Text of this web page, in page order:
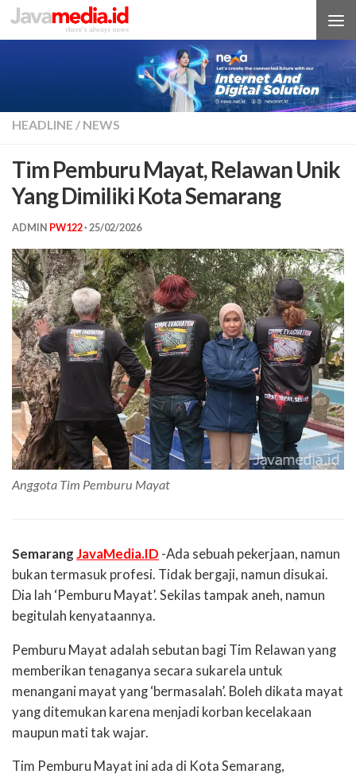
Skip to content
HEADLINE / NEWS
Tim Pemburu Mayat, Relawan Unik
Yang Dimiliki Kota Semarang
ADMIN PW122· 25/02/2026
Anggota Tim Pemburu Mayat
Semarang JavaMedia.ID -Ada sebuah pekerjaan, namun
bukan termasuk profesi. Tidak bergaji, namun disukai.
Dia lah ‘Pemburu Mayat’. Sekilas tampak aneh, namun
begitulah kenyataannya.
Pemburu Mayat adalah sebutan bagi Tim Relawan yang
memberikan tenaganya secara sukarela untuk
menangani mayat yang ‘bermasalah’. Boleh dikata mayat
yang ditemukan karena menjadi korban kecelakaan
maupun mati tak wajar.
Tim Pemburu Mayat ini ada di Kota Semarang,